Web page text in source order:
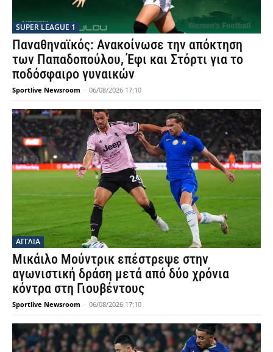
SUPER LEAGUE 1
Παναθηναϊκός: Ανακοίνωσε την απόκτηση
των Παπαδοπούλου, Έφι και Στόρτι για το
ποδόσφαιρο γυναικών
Sportlive Newsroom - 06/08/2026 17:10
ΑΓΓΛΙΑ
Μικάιλο Μούντρικ επέστρεψε στην
αγωνιστική δράση μετά από δύο χρόνια
κόντρα στη Γιουβέντους
Sportlive Newsroom - 06/08/2026 17:10